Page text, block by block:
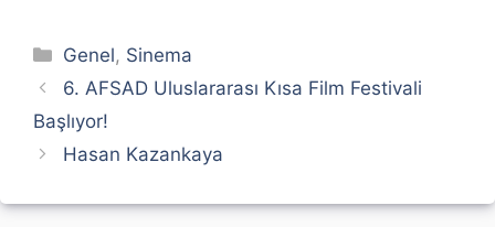
Kategoriler
Genel, Sinema
6. AFSAD Uluslararası Kısa Film Festivali
Başlıyor!
Hasan Kazankaya